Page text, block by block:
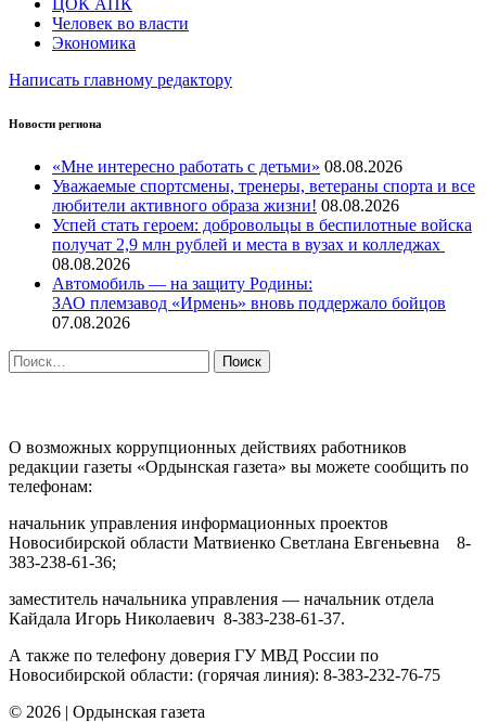
ЦОК АПК
Человек во власти
Экономика
Написать главному редактору
Новости региона
«Мне интересно работать с детьми» 08.08.2026
Уважаемые спортсмены, тренеры, ветераны спорта и все
любители активного образа жизни! 08.08.2026
Успей стать героем: добровольцы в беспилотные войска
получат 2,9 млн рублей и места в вузах и колледжах
08.08.2026
Автомобиль — на защиту Родины:
ЗАО племзавод «Ирмень» вновь поддержало бойцов
07.08.2026
Найти:
О возможных коррупционных действиях работников
редакции газеты «Ордынская газета» вы можете сообщить по
телефонам:
начальник управления информационных проектов
Новосибирской области Матвиенко Светлана Евгеньевна 8-
383-238-61-36;
заместитель начальника управления — начальник отдела
Кайдала Игорь Николаевич 8-383-238-61-37.
А также по телефону доверия ГУ МВД России по
Новосибирской области: (горячая линия): 8-383-232-76-75
© 2026 | Ордынская газета